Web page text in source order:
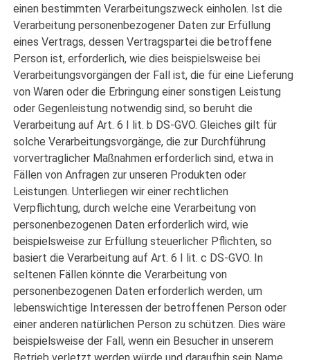
einen bestimmten Verarbeitungszweck einholen. Ist die
Verarbeitung personenbezogener Daten zur Erfüllung
eines Vertrags, dessen Vertragspartei die betroffene
Person ist, erforderlich, wie dies beispielsweise bei
Verarbeitungsvorgängen der Fall ist, die für eine Lieferung
von Waren oder die Erbringung einer sonstigen Leistung
oder Gegenleistung notwendig sind, so beruht die
Verarbeitung auf Art. 6 I lit. b DS-GVO. Gleiches gilt für
solche Verarbeitungsvorgänge, die zur Durchführung
vorvertraglicher Maßnahmen erforderlich sind, etwa in
Fällen von Anfragen zur unseren Produkten oder
Leistungen. Unterliegen wir einer rechtlichen
Verpflichtung, durch welche eine Verarbeitung von
personenbezogenen Daten erforderlich wird, wie
beispielsweise zur Erfüllung steuerlicher Pflichten, so
basiert die Verarbeitung auf Art. 6 I lit. c DS-GVO. In
seltenen Fällen könnte die Verarbeitung von
personenbezogenen Daten erforderlich werden, um
lebenswichtige Interessen der betroffenen Person oder
einer anderen natürlichen Person zu schützen. Dies wäre
beispielsweise der Fall, wenn ein Besucher in unserem